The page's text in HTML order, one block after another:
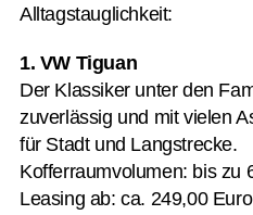
Alltagstauglichkeit:
1. VW Tiguan
Der Klassiker unter den
zuverlässig und mit vielen
für Stadt und Langstrecke.
Kofferraumvolumen: bis zu
Leasing ab: ca. 249,00 Euro